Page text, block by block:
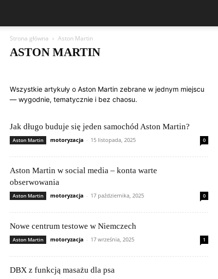
Strona główna Aston Martin
ASTON MARTIN
Honda
Hyundai Jeep Kia Lamborghini Lexus
Maserati
Mazda
Mercedes-Benz Mitsubishi Nissan
Wszystkie artykuły o Aston Martin zebrane w jednym miejscu
— wygodnie, tematycznie i bez chaosu.
Jak długo buduje się jeden samochód Aston Martin?
Aston Martin motoryzacja - 15 listopada, 2025 0
Aston Martin w social media – konta warte
obserwowania
Aston Martin motoryzacja - 17 października, 2025 0
Nowe centrum testowe w Niemczech
Aston Martin motoryzacja - 17 września, 2025 1
DBX z funkcją masażu dla psa